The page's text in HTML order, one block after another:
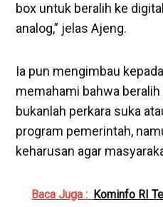
box untuk beralih ke
analog,” jelas Ajeng.
Ia pun mengimbau
memahami bahwa beralih
bukanlah perkara suka
program pemerintah,
keharusan agar
Baca Juga : Kominfo RI